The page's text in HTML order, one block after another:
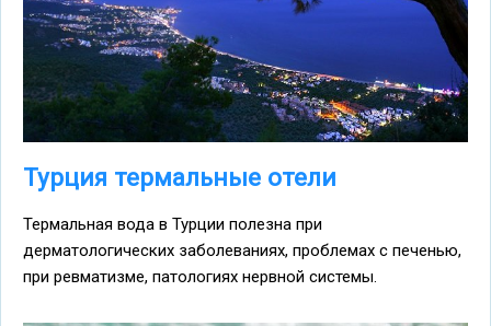
Турция термальные отели
Термальная вода в Турции полезна при
дерматологических заболеваниях, проблемах с печенью,
при ревматизме, патологиях нервной системы.